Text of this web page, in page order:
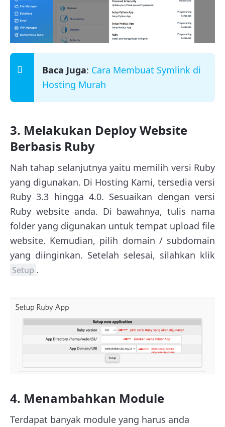
Baca Juga: Cara Membuat Symlink di
Hosting Murah
3. Melakukan Deploy Website
Berbasis Ruby
Nah tahap selanjutnya yaitu memilih versi Ruby
yang digunakan. Di Hosting Kami, tersedia versi
Ruby 3.3 hingga 4.0. Sesuaikan dengan versi
Ruby website anda. Di bawahnya, tulis nama
folder yang digunakan untuk tempat upload file
website. Kemudian, pilih domain / subdomain
yang diinginkan. Setelah selesai, silahkan klik
Setup .
4. Menambahkan Module
Terdapat banyak module yang harus anda